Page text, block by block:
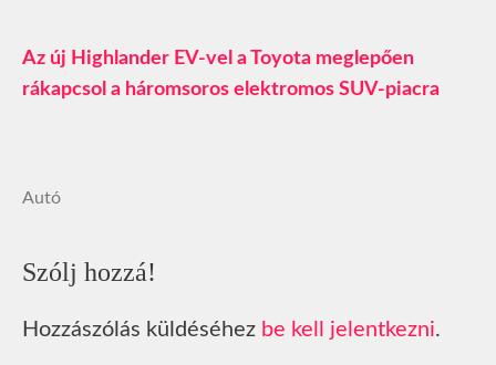
Az új Highlander EV-vel a Toyota meglepően
rákapcsol a háromsoros elektromos SUV‑piacra
Autó
Szólj hozzá!
Hozzászólás küldéséhez be kell jelentkezni.